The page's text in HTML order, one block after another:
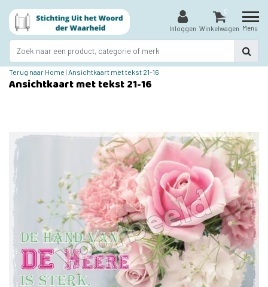
Inloggen
0
Winkelwagen Menu
Terug naar Home | Ansichtkaart met tekst 21-16
Ansichtkaart met tekst 21-16